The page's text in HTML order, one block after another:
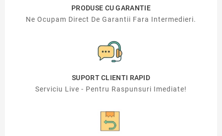
PRODUSE CU GARANTIE
Ne Ocupam Direct De Garantii Fara Intermedieri.
SUPORT CLIENTI RAPID
Serviciu Live - Pentru Raspunsuri Imediate!